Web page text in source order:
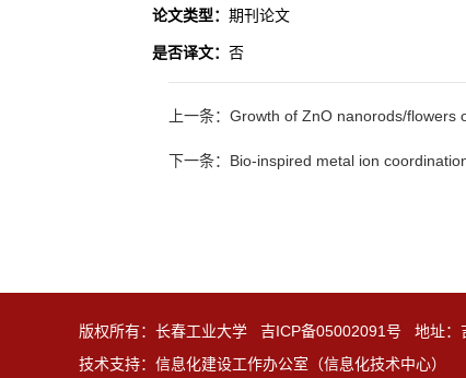
论文类型： 期刊论文
是否译文： 否
上一条：Growth of ZnO nanorods/
下一条：Bio‐inspired metal ion
版权所有：长春工业大学 吉ICP备05002091号 地址
技术支持：信息化建设工作办公室（信息化技术中心）